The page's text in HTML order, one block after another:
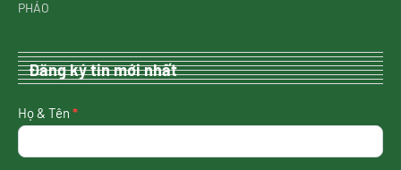
PHÁO
Đăng ký tin mới nhất
nhận
tin
nhất
Họ & Tên *